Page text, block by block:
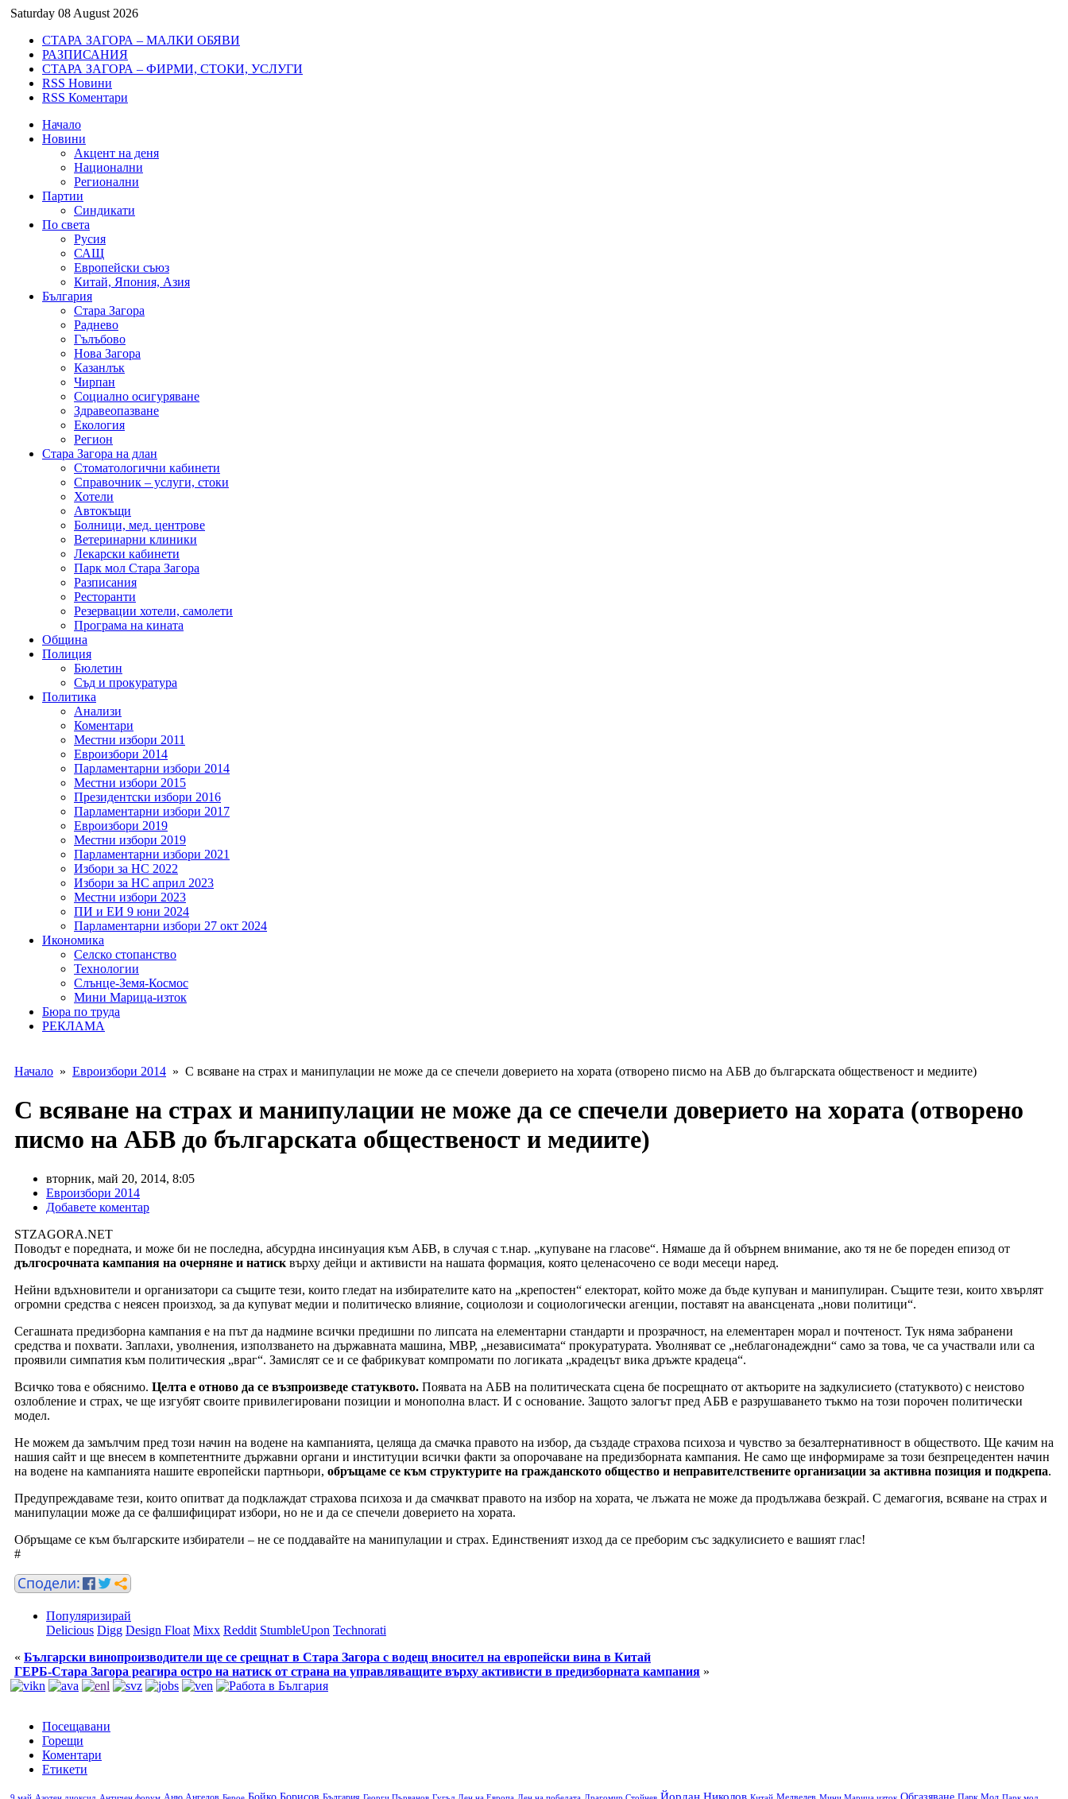
Saturday 08 August 2026
СТАРА ЗАГОРА – МАЛКИ ОБЯВИ
РАЗПИСАНИЯ
СТАРА ЗАГОРА – ФИРМИ, СТОКИ, УСЛУГИ
RSS Новини
RSS Коментари
Начало
Новини
Акцент на деня
Национални
Регионални
Партии
Синдикати
По света
Русия
САЩ
Европейски съюз
Китай, Япония, Азия
България
Стара Загора
Раднево
Гълъбово
Нова Загора
Казанлък
Чирпан
Социално осигуряване
Здравеопазване
Екология
Регион
Стара Загора на длан
Стоматологични кабинети
Справочник – услуги, стоки
Хотели
Автокъщи
Болници, мед. центрове
Ветеринарни клиники
Лекарски кабинети
Парк мол Стара Загора
Разписания
Ресторанти
Резервации хотели, самолети
Програма на кината
Община
Полиция
Бюлетин
Съд и прокуратура
Политика
Анализи
Коментари
Местни избори 2011
Евроизбори 2014
Парламентарни избори 2014
Местни избори 2015
Президентски избори 2016
Парламентарни избори 2017
Евроизбори 2019
Местни избори 2019
Парламентарни избори 2021
Избори за НС 2022
Избори за НС април 2023
Местни избори 2023
ПИ и ЕИ 9 юни 2024
Парламентарни избори 27 окт 2024
Икономика
Селско стопанство
Технологии
Слънце-Земя-Космос
Мини Марица-изток
Бюра по труда
РЕКЛАМА
Начало » Евроизбори 2014 » С всяване на страх и манипулации не може да се спечели доверието на хората (отворено писмо на АБВ до българската общественост и медиите)
С всяване на страх и манипулации не може да се спечели доверието на хората (отворено
писмо на АБВ до българската общественост и медиите)
вторник, май 20, 2014, 8:05
Евроизбори 2014
Добавете коментар
STZAGORA.NET
Поводът е поредната, и може би не последна, абсурдна инсинуация към АБВ, в случая с т.нар. „купуване на гласове“. Нямаше да й обърнем внимание, ако тя не бе пореден епизод от
дългосрочната кампания на очерняне и натиск върху дейци и активисти на нашата формация, която целенасочено се води месеци наред.
Нейни вдъхновители и организатори са същите тези, които гледат на избирателите като на „крепостен“ електорат, който може да бъде купуван и манипулиран. Същите тези, които хвърлят
огромни средства с неясен произход, за да купуват медии и политическо влияние, социолози и социологически агенции, поставят на авансцената „нови политици“.
Сегашната предизборна кампания е на път да надмине всички предишни по липсата на елементарни стандарти и прозрачност, на елементарен морал и почтеност. Тук няма забранени
средства и похвати. Заплахи, уволнения, използването на държавната машина, МВР, „независимата“ прокуратурата. Уволняват се „неблагонадеждни“ само за това, че са участвали или са
проявили симпатия към политическия „враг“. Замислят се и се фабрикуват компромати по логиката „крадецът вика дръжте крадеца“.
Всичко това е обяснимо. Целта е отново да се възпроизведе статуквото. Появата на АБВ на политическата сцена бе посрещнато от актьорите на задкулисието (статуквото) с неистово
озлобление и страх, че ще изгубят своите привилегировани позиции и монополна власт. И с основание. Защото залогът пред АБВ е разрушаването тъкмо на този порочен политически
модел.
Не можем да замълчим пред този начин на водене на кампанията, целяща да смачка правото на избор, да създаде страхова психоза и чувство за безалтернативност в обществото. Ще качим на
нашия сайт и ще внесем в компетентните държавни органи и институции всички факти за опорочаване на предизборната кампания. Не само ще информираме за този безпрецедентен начин
на водене на кампанията нашите европейски партньори, обръщаме се към структурите на гражданското общество и неправителствените организации за активна позиция и подкрепа.
Предупреждаваме тези, които опитват да подклаждат страхова психоза и да смачкват правото на избор на хората, че лъжата не може да продължава безкрай. С демагогия, всяване на страх и
манипулации може да се фалшифицират избори, но не и да се спечели доверието на хората.
Обръщаме се към българските избиратели – не се поддавайте на манипулации и страх. Единственият изход да се преборим със задкулисието е вашият глас!
#
Популяризирай
Delicious Digg Design Float Mixx Reddit StumbleUpon Technorati
« Български винопроизводители ще се срещнат в Стара Загора с водещ вносител на европейски вина в Китай
ГЕРБ-Стара Загора реагира остро на натиск от страна на управляващите върху активисти в предизборната кампания »
Посещавани
Горещи
Коментари
Етикети